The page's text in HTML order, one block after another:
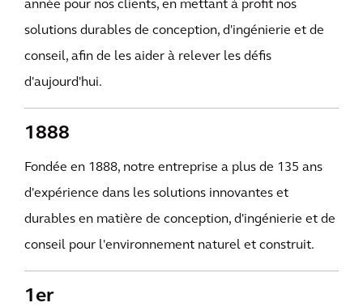
année pour nos clients, en mettant à profit nos
solutions durables de conception, d'ingénierie et de
conseil, afin de les aider à relever les défis
d'aujourd'hui.
1888
Fondée en 1888, notre entreprise a plus de 135 ans
d'expérience dans les solutions innovantes et
durables en matière de conception, d'ingénierie et de
conseil pour l'environnement naturel et construit.
1er